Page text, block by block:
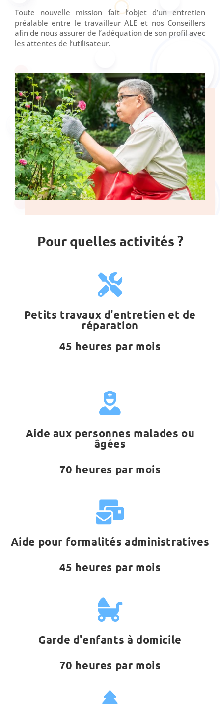
Toute nouvelle mission fait l’objet d’un entretien
préalable entre le travailleur ALE et nos Conseillers
afin de nous assurer de l’adéquation de son profil avec
les attentes de l’utilisateur.
Pour quelles activités ?
Petits travaux d'entretien et de
réparation
45 heures par mois
Aide aux personnes malades ou
âgées
70 heures par mois
Aide pour formalités administratives
45 heures par mois
Garde d'enfants à domicile
70 heures par mois